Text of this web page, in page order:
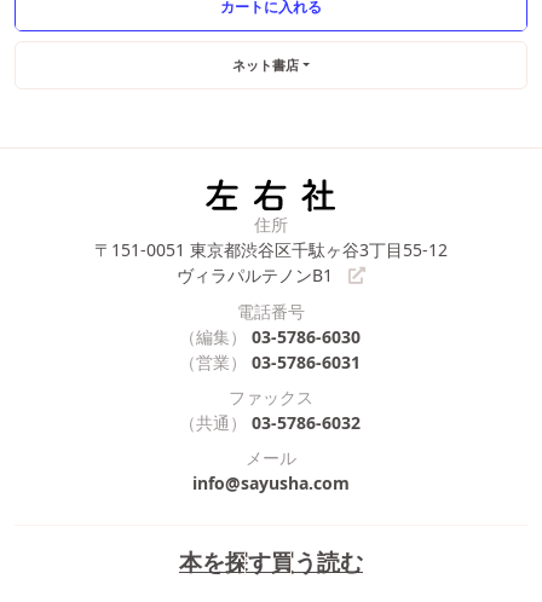
ネット書店
本を探す買う読む
住所
〒151-0051 東京都渋谷区千駄ヶ谷3丁目55-12
ヴィラパルテノンB1
電話番号
（編集）
03-5786-6030
（営業）
03-5786-6031
ファックス
（共通）
03-5786-6032
メール
info@sayusha.com